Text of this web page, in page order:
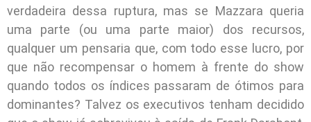
verdadeira dessa ruptura, mas se Mazzara queria
uma parte (ou uma parte maior) dos recursos,
qualquer um pensaria que, com todo esse lucro, por
que não recompensar o homem à frente do show
quando todos os índices passaram de ótimos para
dominantes? Talvez os executivos tenham decidido